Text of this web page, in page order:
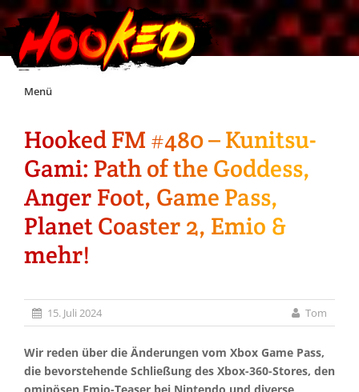
Skip
Menü
Unterstützt Hooked!
Impressum
Discord
Hooked FM #480 – Kunitsu-
Gami: Path of the Goddess,
Anger Foot, Game Pass,
Planet Coaster 2, Emio &
mehr!
15. Juli 2024 Tom
Wir reden über die Änderungen vom Xbox Game Pass,
die bevorstehende Schließung des Xbox-360-Stores, den